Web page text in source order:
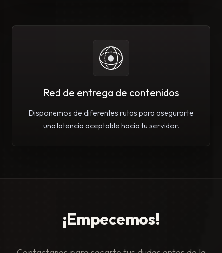
Red de entrega de contenidos
Disponemos de diferentes rutas para asegurarte
una latencia aceptable hacia tu servidor.
¡Empecemos!